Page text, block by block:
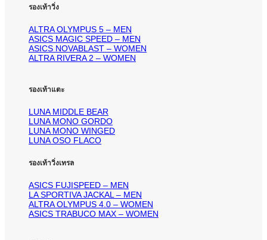
รองเท้าวิ่ง
ALTRA OLYMPUS 5 – MEN
ASICS MAGIC SPEED – MEN
ASICS NOVABLAST – WOMEN
ALTRA RIVERA 2 – WOMEN
รองเท้าแตะ
LUNA MIDDLE BEAR
LUNA MONO GORDO
LUNA MONO WINGED
LUNA OSO FLACO
รองเท้าวิ่งเทรล
ASICS FUJISPEED – MEN
LA SPORTIVA JACKAL – MEN
ALTRA OLYMPUS 4.0 – WOMEN
ASICS TRABUCO MAX – WOMEN